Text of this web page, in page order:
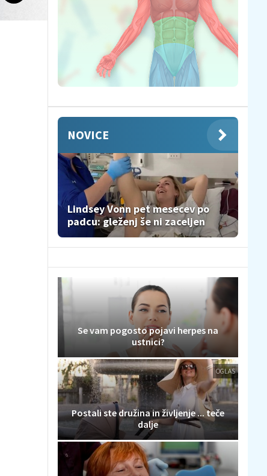
NOVICE
Lindsey Vonn pet mesecev po
padcu: gleženj še ni zaceljen
Se vam pogosto pojavi herpes na
ustnici?
OGLAS
Postali ste družina in življenje ... teče
dalje